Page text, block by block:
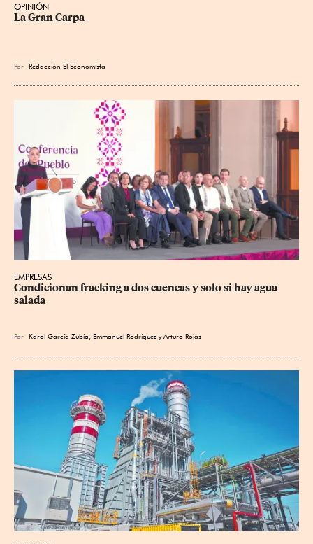
OPINIÓN
La Gran Carpa
Por Redacción El Economista
EMPRESAS
Condicionan fracking a dos cuencas y solo si hay agua
salada
Por Karol García Zubía Emmanuel Rodríguez yArturo Rojas